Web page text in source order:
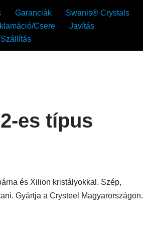
Garanciák
Swanis® Crystals
Csere
Javítás
Szállítás
es típus
és Xilion kristályokkal. Szép,
Gyártja a Crysteel Magyarországon.